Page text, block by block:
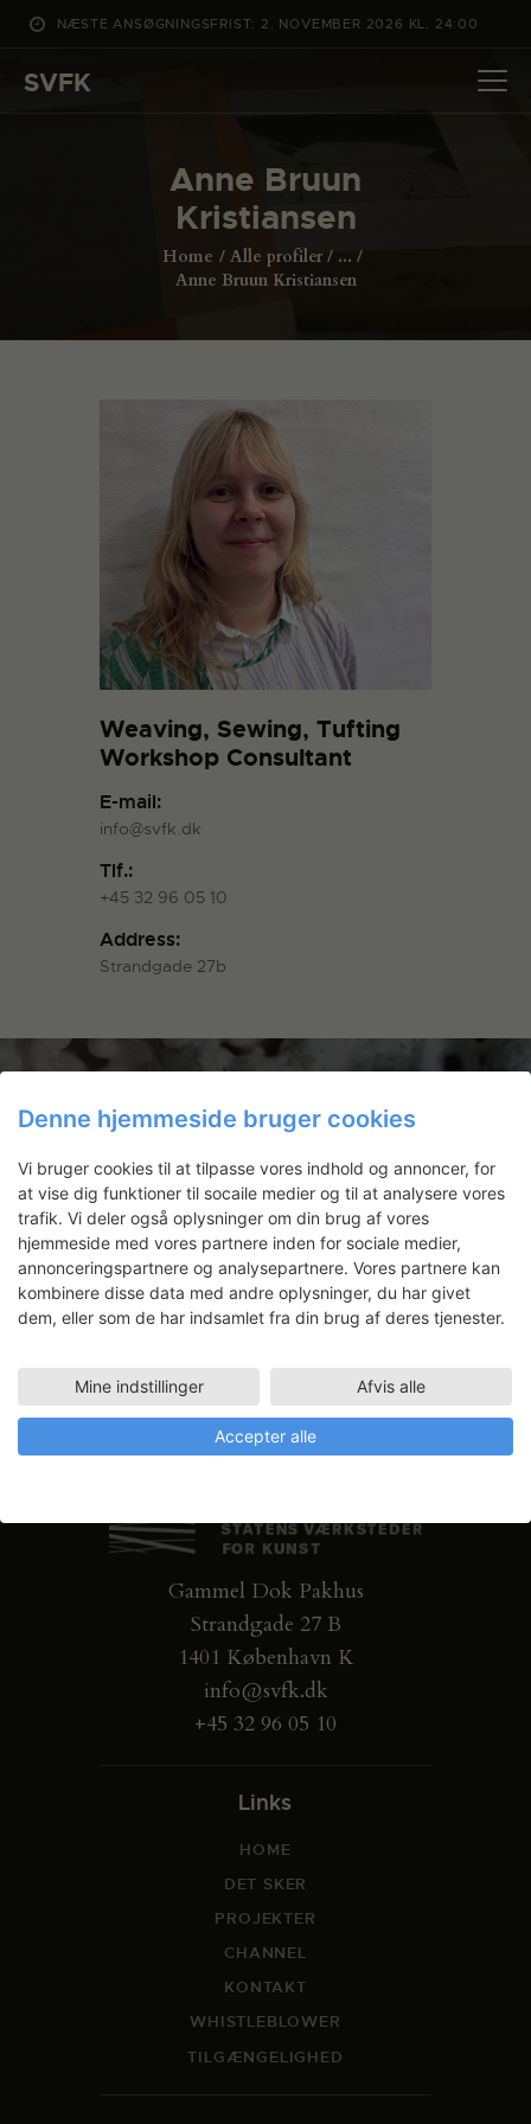
NÆSTE ANSØGNINGSFRIST: 2. NOVEMBER 2026 KL. 24:00
SVFK
Anne Bruun
Kristiansen
Home Alle profiler
...
Anne Bruun Kristiansen
DET SKER
PROJEKTER
ANSØG
Weaving, Sewing, Tufting
Workshop Consultant
E-mail:
info@svfk.dk
Tlf.:
+45 32 96 05 10
Address:
Strandgade 27b
Nyhedsbrev
Få ansøgningsfrister, arrangementer
og artikler direkte i din indbakke.
Gammel Dok Pakhus
Strandgade 27 B
1401 København K
info@svfk.dk
+45 32 96 05 10
Links
HOME
DET SKER
PROJEKTER
CHANNEL
KONTAKT
WHISTLEBLOWER
TILGÆNGELIGHED
Denne hjemmeside bruger cookies
Vi bruger cookies til at tilpasse vores indhold og annoncer, for
at vise dig funktioner til socaile medier og til at analysere vores
trafik. Vi deler også oplysninger om din brug af vores
hjemmeside med vores partnere inden for sociale medier,
annonceringspartnere og analysepartnere. Vores partnere kan
kombinere disse data med andre oplysninger, du har givet
dem, eller som de har indsamlet fra din brug af deres tjenester.
Mine indstillinger Afvis alle
Accepter alle